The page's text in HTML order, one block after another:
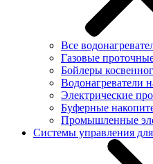
Все
Газовые
Бойлеры
Водонагреватели
Электрические
Буферные
Промышленные
Системы управления